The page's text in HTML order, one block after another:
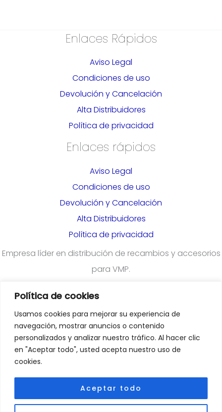
Política de cookies
Usamos cookies para mejorar su experiencia de
navegación, mostrar anuncios o contenido
personalizados y analizar nuestro tráfico. Al hacer clic
en "Aceptar todo", usted acepta nuestro uso de
cookies.
Aceptar todo
Enlaces Rápidos
Aviso Legal
Condiciones de uso
Devolución y Cancelación
Alta Distribuidores
Política de privacidad
Enlaces rápidos
Aviso Legal
Condiciones de uso
Devolución y Cancelación
Alta Distribuidores
Política de privacidad
Empresa líder en distribución de recambios y accesorios
para VMP.
¿Quieres darte de alta en nuestra plataforma para
profesionales?Rellena el formulario
Departamento Comercial:
Departamento Atención Al Cliente: